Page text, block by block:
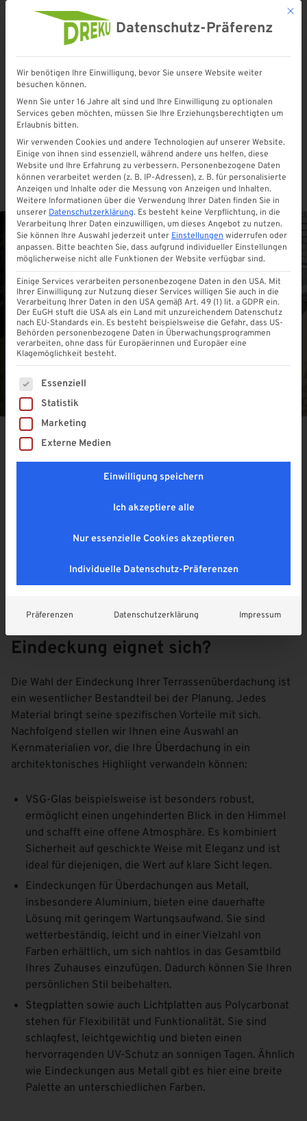
ALLGEMEIN
Eindeckung für die
Terrassenüberdachung wählen
VonMalte Krekeler Mai 2024 0
Die Eindeckung für die Terrassenüberdachung sorgt
dafür, dass Ihr Außenbereich in einem neuen Licht
erstrahlt. Dabei schützt sie auch vor den Launen des
Welt der Materialien und der Designs ein, die Ihre
Punkte zusammengetragen, die Sie bei dieser Wahl des
Terrassenüberdachung mehr als nur ein visueller
Terrassenüberdachung: Welche
Eindeckung eignet sich?
Die Wahl der Eindeckung Ihrer Terrassenüberdachung ist
ein wesentlicher Bestandteil bei der Planung. Jedes
Material bringt seine spezifischen Vorteile mit sich.
Nachfolgend stellen wir Ihnen eine Auswahl an
Kernmaterialien vor, die Ihre Überdachung in ein
architektonisches Highlight verwandeln können:
VSG-Glas beispielsweise ist besonders robust,
ermöglicht einen ungehinderten Blick in den Himmel
und schafft eine offene Atmosphäre. Es kombiniert
Sicherheit auf geschickte Weise mit Eleganz und ist
ideal für diejenigen, die Wert auf klare Sicht legen.
Eindeckungen für Überdachungen aus Metall,
insbesondere Aluminium, bieten eine dauerhafte
Lösung mit geringem Wartungsaufwand. Sie sind
wetterbeständig, leicht und in einer Vielzahl von
Farben erhältlich, um sich nahtlos in das Gesamtbild
Ihres Zuhauses einzufügen. Dadurch können Sie Ihren
persönlichen Stil beibehalten.
Stegplatten sowie auch Lichtplatten aus Polycarbonat
stehen für Flexibilität und Funktionalität. Sie sind
schlagfest, leichtgewichtig und bieten einen
hervorragenden UV-Schutz an sonnigen Tagen. Ähnlich
wie Eindeckungen aus Metall gibt es hier eine breite
Palette an unterschiedlichen Farben.
Mit
Datenschutz-Präferenz
Wir benötigen Ihre Einwilligung, bevor Sie unsere Website weiter
besuchen können.
Wenn Sie unter 16 Jahre alt sind und Ihre Einwilligung zu optionalen
Services geben möchten, müssen Sie Ihre Erziehungsberechtigten um
Erlaubnis bitten.
Wir verwenden Cookies und andere Technologien auf unserer Website.
Einige von ihnen sind essenziell, während andere uns helfen, diese
Website und Ihre Erfahrung zu verbessern. Personenbezogene Daten
können verarbeitet werden (z. B. IP-Adressen), z. B. für personalisierte
Anzeigen und Inhalte oder die Messung von Anzeigen und Inhalten.
Weitere Informationen über die Verwendung Ihrer Daten finden Sie in
unserer Datenschutzerklärung. Es besteht keine Verpflichtung, in die
Verarbeitung Ihrer Daten einzuwilligen, um dieses Angebot zu nutzen.
Sie können Ihre Auswahl jederzeit unter Einstellungen widerrufen oder
anpassen. Bitte beachten Sie, dass aufgrund individueller Einstellungen
möglicherweise nicht alle Funktionen der Website verfügbar sind.
Einige Services verarbeiten personenbezogene Daten in den USA. Mit
Ihrer Einwilligung zur Nutzung dieser Services willigen Sie auch in die
Verarbeitung Ihrer Daten in den USA gemäß Art. 49 (1) lit. a GDPR ein.
Der EuGH stuft die USA als ein Land mit unzureichendem Datenschutz
nach EU-Standards ein. Es besteht beispielsweise die Gefahr, dass US-
Behörden personenbezogene Daten in Überwachungsprogrammen
verarbeiten, ohne dass für Europäerinnen und Europäer eine
Klagemöglichkeit besteht.
Es folgt eine Liste der Service-Gruppen, für die eine
Essenziell
Statistik
Marketing
Externe Medien
Einwilligung speichern
Ich akzeptiere alle
Nur essenzielle Cookies akzeptieren
Individuelle Datenschutz-Präferenzen
Präferenzen Datenschutzerklärung Impressum